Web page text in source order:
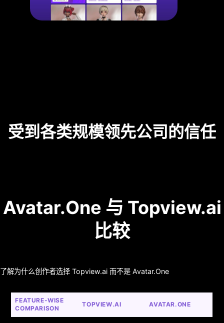
受到各类规模领先公司的信任
Avatar.One 与 Topview.ai
比较
了解为什么创作者选择 Topview.ai 而不是 Avatar.One
FEATURE-WISE
COMPARISON
TOPVIEW.AI AVATAR.ONE